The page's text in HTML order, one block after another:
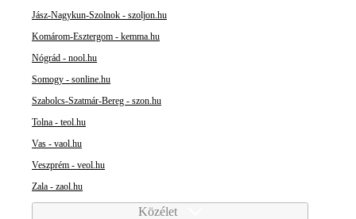
Jász-Nagykun-Szolnok - szoljon.hu
Komárom-Esztergom - kemma.hu
Nógrád - nool.hu
Somogy - sonline.hu
Szabolcs-Szatmár-Bereg - szon.hu
Tolna - teol.hu
Vas - vaol.hu
Veszprém - veol.hu
Zala - zaol.hu
Közélet